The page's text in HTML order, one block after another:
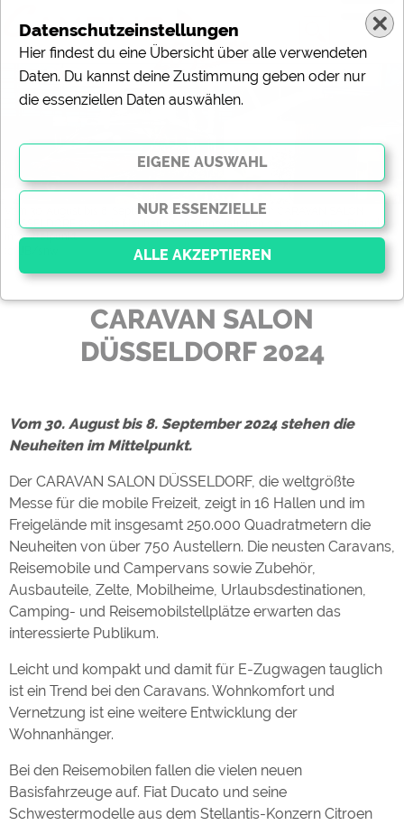
CARAVAN SALON DÜSSELDORF 2024
Vom 30. August bis 8. September 2024 stehen auf dem CARAVAN SALON
DÜSSELDORF 2024 die Neuheiten und Innovationen der Caravaning-Branche
im Mittelpunkt.
CARAVAN SALON
DÜSSELDORF 2024
Vom 30. August bis 8. September 2024 stehen die
Neuheiten im Mittelpunkt.
Der CARAVAN SALON DÜSSELDORF, die weltgrößte
Messe für die mobile Freizeit, zeigt in 16 Hallen und im
Freigelände mit insgesamt 250.000 Quadratmetern die
Neuheiten von über 750 Austellern. Die neusten Caravans,
Reisemobile und Campervans sowie Zubehör,
Ausbauteile, Zelte, Mobilheime, Urlaubsdestinationen,
Camping- und Reisemobilstellplätze erwarten das
interessierte Publikum.
Leicht und kompakt und damit für E-Zugwagen tauglich
ist ein Trend bei den Caravans. Wohnkomfort und
Vernetzung ist eine weitere Entwicklung der
Wohnanhänger.
Bei den Reisemobilen fallen die vielen neuen
Basisfahrzeuge auf. Fiat Ducato und seine
Schwestermodelle aus dem Stellantis-Konzern Citroen
Datenschutzeinstellungen
Hier findest du eine Übersicht über alle verwendeten
Daten. Du kannst deine Zustimmung geben oder nur
die essenziellen Daten auswählen.
Essenzielle Cookies ermöglichen grundlegende
Funktionen und sind für die einwandfreie Funktion der
Externe Medien
Campingplätzen)
Campingplatzvorschau (Vorschau
der Internetseiten von
Campingplätzen)
siehe Datenschutzerklärung des
jeweiligen Anbieters
Google Maps (Kartensuche, Anfahrt https://policies.google.com/privacy
Google reCAPTCHA (Formulare) https://policies.google.com/privacy
Statistiken
Google Analytics https://policies.google.com/privacy
Marketing
Google Ads
https://policies.google.com/privacy
Google AdSense
https://policies.google.com/privacy
Google Remarketing
https://policies.google.com/privacy